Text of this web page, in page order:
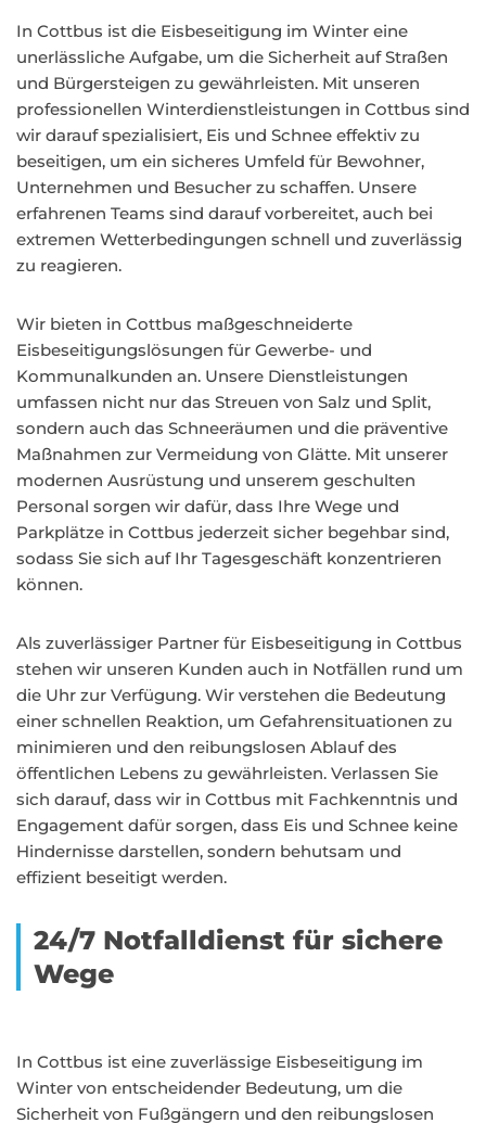
In Cottbus ist die Eisbeseitigung im Winter eine
unerlässliche Aufgabe, um die Sicherheit auf Straßen
und Bürgersteigen zu gewährleisten. Mit unseren
professionellen Winterdienstleistungen in Cottbus sind
wir darauf spezialisiert, Eis und Schnee effektiv zu
beseitigen, um ein sicheres Umfeld für Bewohner,
Unternehmen und Besucher zu schaffen. Unsere
erfahrenen Teams sind darauf vorbereitet, auch bei
extremen Wetterbedingungen schnell und zuverlässig
zu reagieren.
Wir bieten in Cottbus maßgeschneiderte
Eisbeseitigungslösungen für Gewerbe- und
Kommunalkunden an. Unsere Dienstleistungen
umfassen nicht nur das Streuen von Salz und Split,
sondern auch das Schneeräumen und die präventive
Maßnahmen zur Vermeidung von Glätte. Mit unserer
modernen Ausrüstung und unserem geschulten
Personal sorgen wir dafür, dass Ihre Wege und
Parkplätze in Cottbus jederzeit sicher begehbar sind,
sodass Sie sich auf Ihr Tagesgeschäft konzentrieren
können.
Als zuverlässiger Partner für Eisbeseitigung in Cottbus
stehen wir unseren Kunden auch in Notfällen rund um
die Uhr zur Verfügung. Wir verstehen die Bedeutung
einer schnellen Reaktion, um Gefahrensituationen zu
minimieren und den reibungslosen Ablauf des
öffentlichen Lebens zu gewährleisten. Verlassen Sie
sich darauf, dass wir in Cottbus mit Fachkenntnis und
Engagement dafür sorgen, dass Eis und Schnee keine
Hindernisse darstellen, sondern behutsam und
effizient beseitigt werden.
24/7 Notfalldienst für sichere
Wege
In Cottbus ist eine zuverlässige Eisbeseitigung im
Winter von entscheidender Bedeutung, um die
Sicherheit von Fußgängern und den reibungslosen